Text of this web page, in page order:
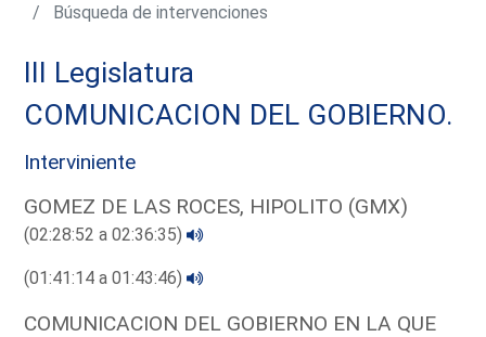
Búsqueda de intervenciones
III Legislatura
COMUNICACION DEL GOBIERNO.
Interviniente
GOMEZ DE LAS ROCES, HIPOLITO (GMX)
(02:28:52 a 02:36:35)
(01:41:14 a 01:43:46)
COMUNICACION DEL GOBIERNO EN LA QUE